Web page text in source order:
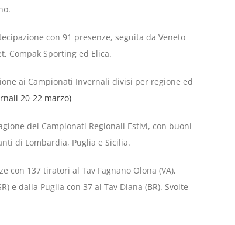
con 91 presenze, seguita da Veneto
Compak Sporting ed Elica.
ai Campionati Invernali divisi per regione ed
20-22 marzo)
dei Campionati Regionali Estivi, con buoni
di Lombardia, Puglia e Sicilia.
con 137 tiratori al Tav Fagnano Olona (VA),
e dalla Puglia con 37 al Tav Diana (BR). Svolte